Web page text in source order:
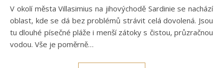
V okolí města Villasimius na jihovýchodě Sardinie se nachází
oblast, kde se dá bez problémů strávit celá dovolená. Jsou
tu dlouhé písečné pláže i menší zátoky s čistou, průzračnou
vodou. Vše je poměrně…